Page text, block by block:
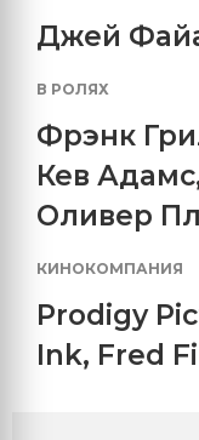
Джей
В РОЛЯХ
Фрэнк
Кев Адамс
Оливер
КИНОКОМПАНИЯ
Prodigy
Ink, Fred